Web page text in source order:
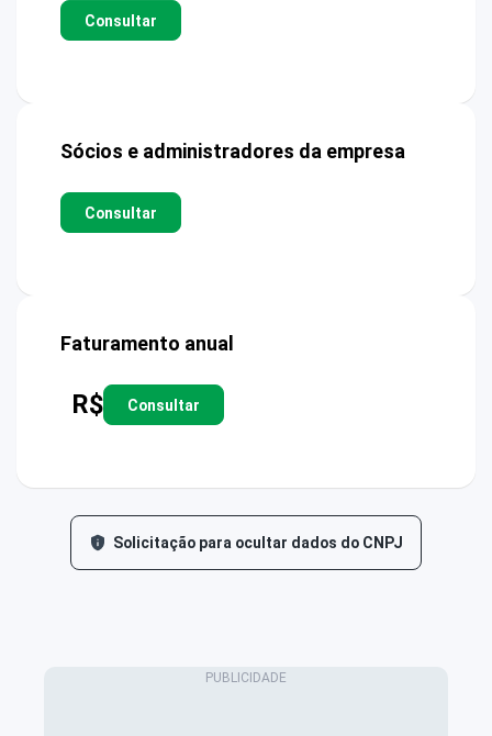
Consultar
Sócios e administradores da empresa
Consultar
Faturamento anual
R$ Consultar
Solicitação para ocultar dados do CNPJ